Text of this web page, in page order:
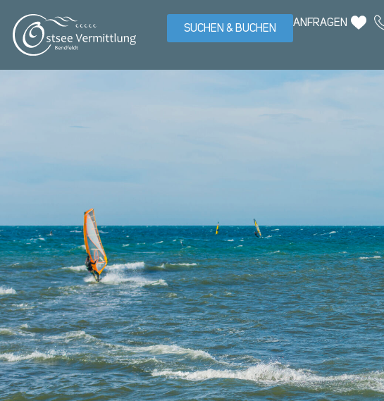
SUCHEN & BUCHEN ANFRAGEN